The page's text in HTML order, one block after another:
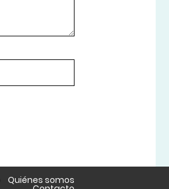
Quiénes somos